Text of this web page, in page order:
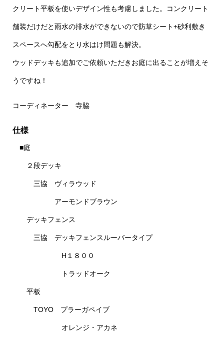
クリート平板を使いデザイン性も考慮しました。コンクリート
舗装だけだと雨水の排水ができないので防草シート+砂利敷き
スペースへ勾配をとり水はけ問題も解決。
ウッドデッキも追加でご依頼いただきお庭に出ることが増えそ
うですね！
コーディネーター 寺脇
仕様
■庭
２段デッキ
三協 ヴィラウッド
アーモンドブラウン
デッキフェンス
三協 デッキフェンスルーバータイプ
H１８００
トラッドオーク
平板
TOYO プラーガペイブ
オレンジ・アカネ